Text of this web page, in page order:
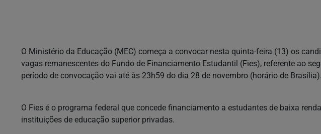
O Ministério da Educação (MEC) começa a convocar nesta quinta-feira (13) os
vagas remanescentes do Fundo de Financiamento Estudantil (Fies), referente ao
período de convocação vai até às 23h59 do dia 28 de novembro (horário de Brasília).
O Fies é o programa federal que concede financiamento a estudantes de baixa
instituições de educação superior privadas.